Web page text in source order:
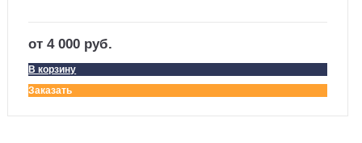
от 4 000 руб.
В корзину
Заказать